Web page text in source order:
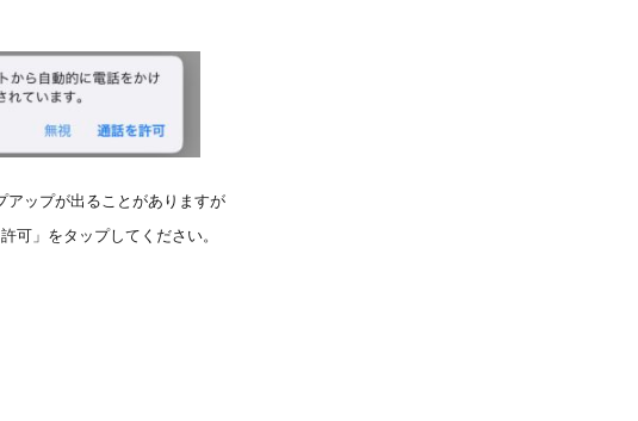
アップが出ることがありますが
可」をタップしてください。